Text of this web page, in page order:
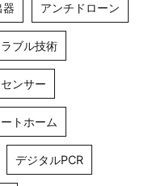
器 アンチドローン
ブル技術
ンサー
トホーム
デジタルPCR